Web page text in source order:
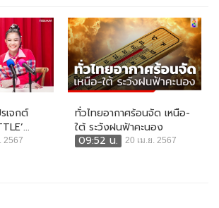
เจกต์
2567
ทั่วไทยอากาศร้อนจัด เหนือ-
ใต้ ระวังฝนฟ้าคะนอง
09:52 น.
20 เม.ย. 2567